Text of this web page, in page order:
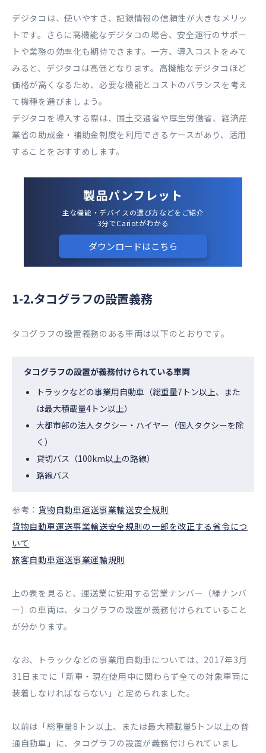
デジタコは、使いやすさ、記録情報の信頼性が大きなメリッ
トです。さらに高機能なデジタコの場合、安全運行のサポー
トや業務の効率化も期待できます。一方、導入コストをみて
みると、デジタコは高価となります。高機能なデジタコほど
価格が高くなるため、必要な機能とコストのバランスを考え
て機種を選びましょう。
デジタコを導入する際は、国土交通省や厚生労働省、経済産
業省の助成金・補助金制度を利用できるケースがあり、活用
することをおすすめします。
製品パンフレット
主な機能・デバイスの選び方などをご紹介
3分でCariotがわかる
ダウンロードはこちら
1-2.タコグラフの設置義務
タコグラフの設置義務のある車両は以下のとおりです。
タコグラフの設置が義務付けられている車両
トラックなどの事業用自動車（総重量7トン以上、また
は最大積載量4トン以上）
大都市部の法人タクシー・ハイヤー（個人タクシーを除
く）
貸切バス（100km以上の路線）
路線バス
参考： 貨物自動車運送事業輸送安全規則
貨物自動車運送事業輸送安全規則の一部を改正する省令につ
いて
旅客自動車運送事業運輸規則
上の表を見ると、運送業に使用する営業ナンバー（緑ナンバ
ー）の車両は、タコグラフの設置が義務付けられていること
が分かります。
なお、トラックなどの事業用自動車については、2017年3月
31日までに「新車・現在使用中に関わらず全ての対象車両に
装着しなければならない」と定められました。
以前は「総重量8トン以上、または最大積載量5トン以上の普
通自動車」に、タコグラフの設置が義務付けられていまし